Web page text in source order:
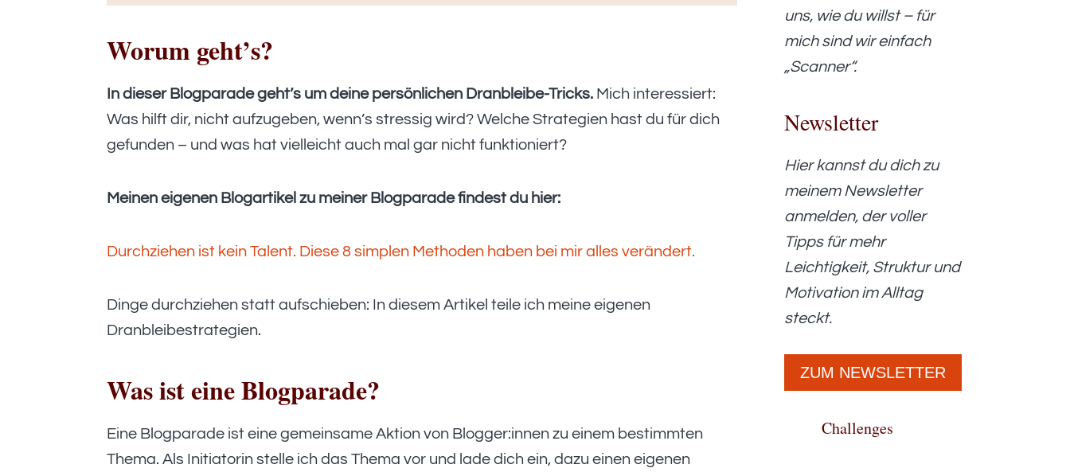
Worum geht’s?
In dieser Blogparade geht’s um deine persönlichen Dranbleibe-Tricks. Mich interessiert:
Was hilft dir, nicht aufzugeben, wenn’s stressig wird? Welche Strategien hast du für dich
gefunden – und was hat vielleicht auch mal gar nicht funktioniert?
Meinen eigenen Blogartikel zu meiner Blogparade findest du hier:
Durchziehen ist kein Talent. Diese 8 simplen Methoden haben bei mir alles verändert.
Dinge durchziehen statt aufschieben: In diesem Artikel teile ich meine eigenen
Dranbleibestrategien.
Was ist eine Blogparade?
Eine Blogparade ist eine gemeinsame Aktion von Blogger:innen zu einem bestimmten
Thema. Als Initiatorin stelle ich das Thema vor und lade dich ein, dazu einen eigenen
uns, wie du willst – für
mich sind wir einfach
„Scanner“.
Newsletter
Hier kannst du dich zu
meinem Newsletter
anmelden, der voller
Tipps für mehr
Leichtigkeit, Struktur und
Motivation im Alltag
steckt.
ZUM NEWSLETTER
Challenges